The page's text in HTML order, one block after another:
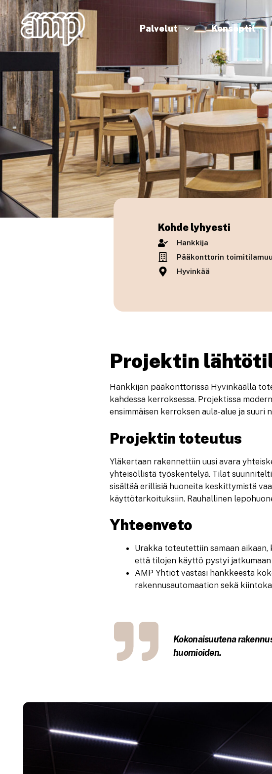
Palvelut Konseptit
Kohde lyhyesti
Hankkija
Pääkonttorin
Hyvinkää
Projektin
Hankkijan pääkonttorissa Hyvinkäällä
kahdessa kerroksessa. Projektissa
ensimmäisen kerroksen aula-alue ja suuri
Projektin toteutus
Yläkertaan rakennettiin uusi avara
yhteisöllistä työskentelyä. Tilat
sisältää erillisiä huoneita keskittymistä
käyttötarkoituksiin. Rauhallinen
Yhteenveto
Urakka toteutettiin samaan
että tilojen käyttö pystyi
AMP Yhtiöt vastasi hankkeesta
rakennusautomaation sekä
Kokonaisuutena
huomioiden.